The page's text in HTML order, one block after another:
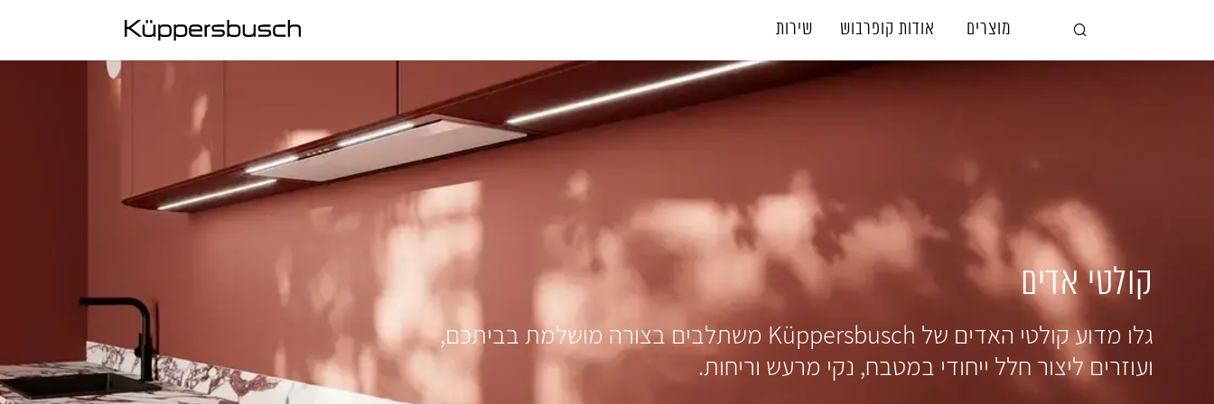
מוצרים אודות קופרבוש שירות
קולטי אדים
גלו מדוע קולטי האדים של Küppersbusch משתלבים בצורה מושלמת בביתכם,
ועוזרים ליצור חלל ייחודי במטבח, נקי מרעש וריחות.